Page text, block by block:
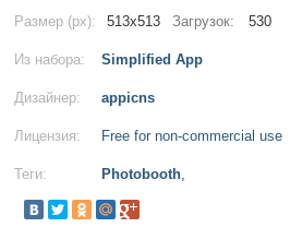
Размер (px): 513x513 Загрузок: 530
Из набора: Simplified App
Дизайнер: appicns
Лицензия: Free for non-commercial use
Теги: Photobooth,